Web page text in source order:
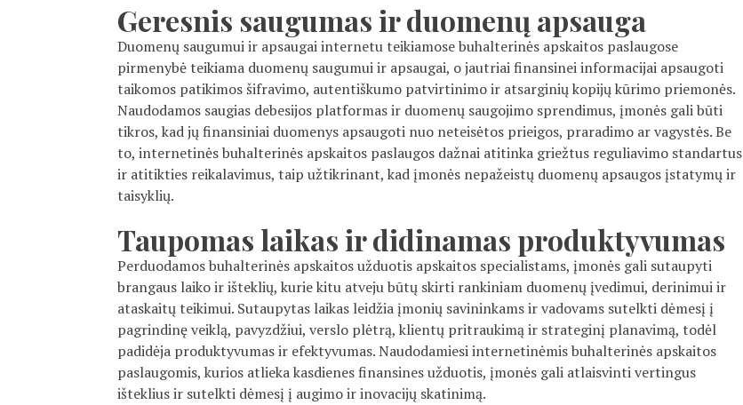
Geresnis saugumas ir duomenų apsauga
Duomenų saugumui ir apsaugai internetu teikiamose buhalterinės apskaitos paslaugose
pirmenybė teikiama duomenų saugumui ir apsaugai, o jautriai finansinei informacijai apsaugoti
taikomos patikimos šifravimo, autentiškumo patvirtinimo ir atsarginių kopijų kūrimo priemonės.
Naudodamos saugias debesijos platformas ir duomenų saugojimo sprendimus, įmonės gali būti
tikros, kad jų finansiniai duomenys apsaugoti nuo neteisėtos prieigos, praradimo ar vagystės. Be
to, internetinės buhalterinės apskaitos paslaugos dažnai atitinka griežtus reguliavimo standartus
ir atitikties reikalavimus, taip užtikrinant, kad įmonės nepažeistų duomenų apsaugos įstatymų ir
taisyklių.
Taupomas laikas ir didinamas produktyvumas
Perduodamos buhalterinės apskaitos užduotis apskaitos specialistams, įmonės gali sutaupyti
brangaus laiko ir išteklių, kurie kitu atveju būtų skirti rankiniam duomenų įvedimui, derinimui ir
ataskaitų teikimui. Sutaupytas laikas leidžia įmonių savininkams ir vadovams sutelkti dėmesį į
pagrindinę veiklą, pavyzdžiui, verslo plėtrą, klientų pritraukimą ir strateginį planavimą, todėl
padidėja produktyvumas ir efektyvumas. Naudodamiesi internetinėmis buhalterinės apskaitos
paslaugomis, kurios atlieka kasdienes finansines užduotis, įmonės gali atlaisvinti vertingus
išteklius ir sutelkti dėmesį į augimo ir inovacijų skatinimą.